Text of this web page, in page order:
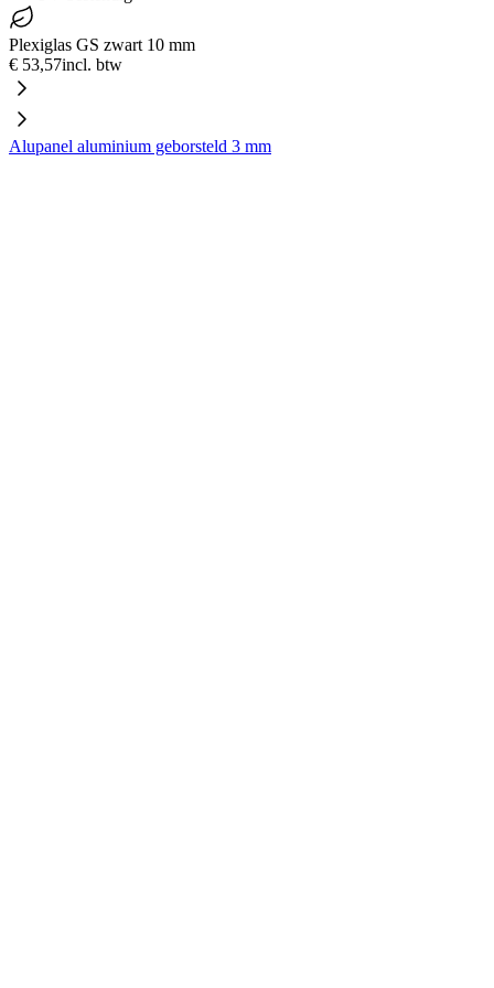
Plexiglas GS zwart 10 mm
€ 53,57incl. btw
Alupanel aluminium geborsteld 3 mm